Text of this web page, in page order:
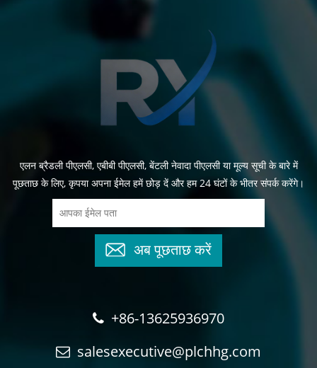
एलन ब्रैडली पीएलसी, एबीबी पीएलसी, बेंटली नेवादा पीएलसी या मूल्य सूची के बारे में
पूछताछ के लिए, कृपया अपना ईमेल हमें छोड़ दें और हम 24 घंटों के भीतर संपर्क करेंगे।
अब पूछताछ करें
+86-13625936970
salesexecutive@plchhg.com